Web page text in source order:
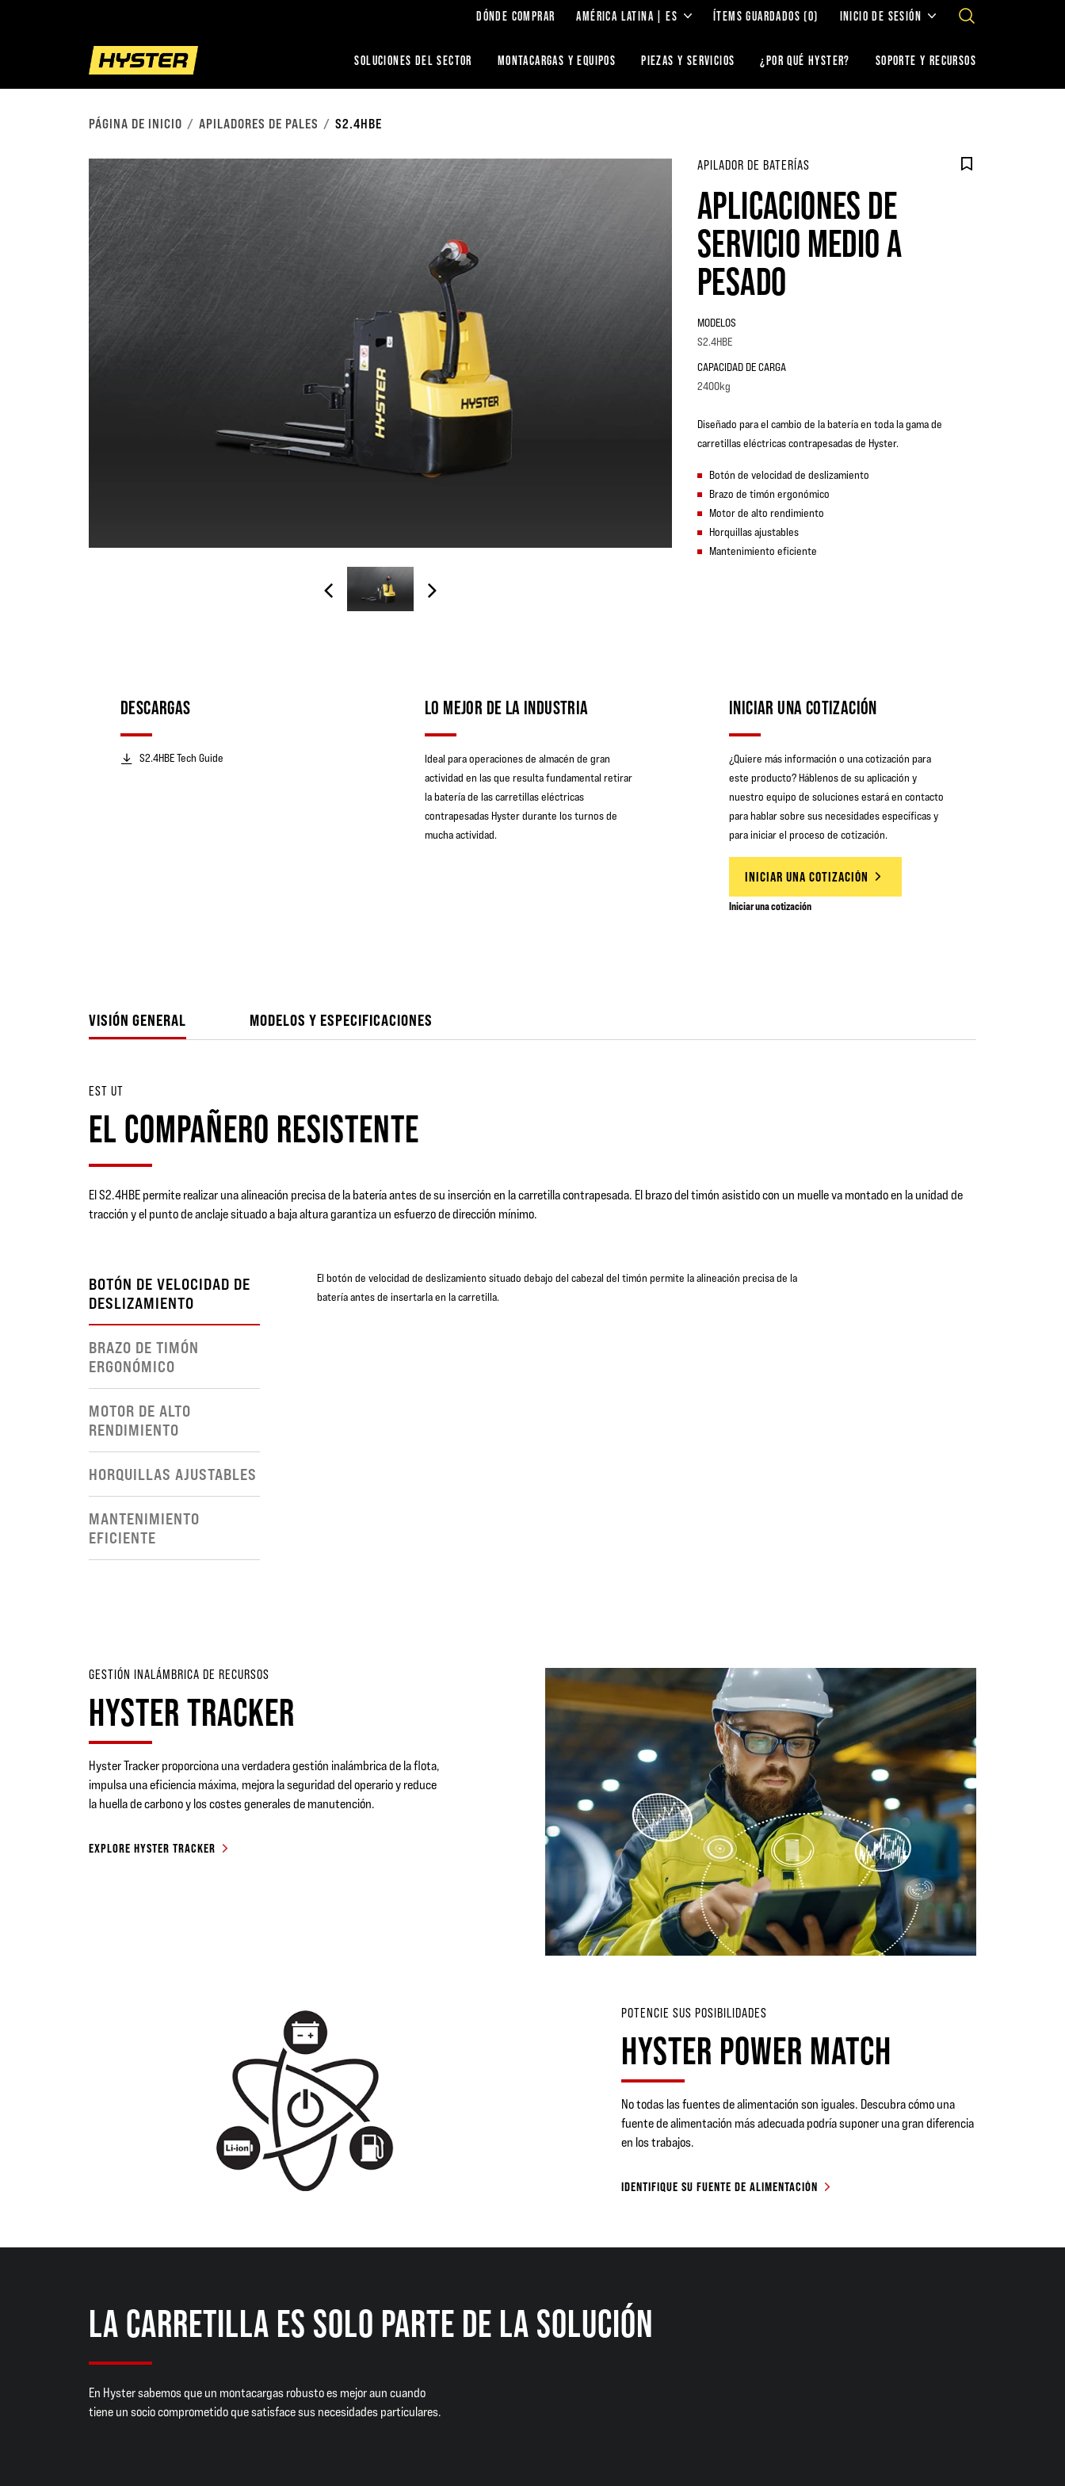
DÓNDE COMPRAR AMÉRICA LATINA | ES ÍTEMS GUARDADOS(0) INICIO DE SESIÓN
SOLUCIONES DEL SECTOR MONTACARGAS Y EQUIPOS PIEZAS Y SERVICIOS ¿POR QUÉ HYSTER? SOPORTE Y RECURSOS
PÁGINA DE INICIO APILADORES DE PALES S2.4HBE
APILADOR DE BATERÍAS
APLICACIONES DE
SERVICIO MEDIO A
PESADO
MODELOS
S2.4HBE
CAPACIDAD DE CARGA
2400kg
Diseñado para el cambio de la batería en toda la gama de
carretillas eléctricas contrapesadas de Hyster.
Botón de velocidad de deslizamiento
Brazo de timón ergonómico
Motor de alto rendimiento
Horquillas ajustables
Mantenimiento eficiente
DESCARGAS
S2.4HBE Tech Guide
LO MEJOR DE LA INDUSTRIA
Ideal para operaciones de almacén de gran
actividad en las que resulta fundamental retirar
la batería de las carretillas eléctricas
contrapesadas Hyster durante los turnos de
mucha actividad.
INICIAR UNA COTIZACIÓN
¿Quiere más información o una cotización para
este producto? Háblenos de su aplicación y
nuestro equipo de soluciones estará en contacto
para hablar sobre sus necesidades específicas y
para iniciar el proceso de cotización.
INICIAR UNA COTIZACIÓN
Iniciar una cotización
VISIÓN GENERAL MODELOS Y ESPECIFICACIONES
EST UT
EL COMPAÑERO RESISTENTE
El S2.4HBE permite realizar una alineación precisa de la batería antes de su inserción en la carretilla contrapesada. El brazo del timón asistido con un muelle va montado en la unidad de
tracción y el punto de anclaje situado a baja altura garantiza un esfuerzo de dirección mínimo.
BOTÓN DE VELOCIDAD DE
DESLIZAMIENTO
BRAZO DE TIMÓN
ERGONÓMICO
MOTOR DE ALTO
RENDIMIENTO
HORQUILLAS AJUSTABLES
MANTENIMIENTO
EFICIENTE
El botón de velocidad de deslizamiento situado debajo del cabezal del timón permite la alineación precisa de la
batería antes de insertarla en la carretilla.
GESTIÓN INALÁMBRICA DE RECURSOS
HYSTER TRACKER
Hyster Tracker proporciona una verdadera gestión inalámbrica de la flota,
impulsa una eficiencia máxima, mejora la seguridad del operario y reduce
la huella de carbono y los costes generales de manutención.
EXPLORE HYSTER TRACKER
POTENCIE SUS POSIBILIDADES
HYSTER POWER MATCH
No todas las fuentes de alimentación son iguales. Descubra cómo una
fuente de alimentación más adecuada podría suponer una gran diferencia
en los trabajos.
IDENTIFIQUE SU FUENTE DE ALIMENTACIÓN
LA CARRETILLA ES SOLO PARTE DE LA SOLUCIÓN
En Hyster sabemos que un montacargas robusto es mejor aun cuando
tiene un socio comprometido que satisface sus necesidades particulares.